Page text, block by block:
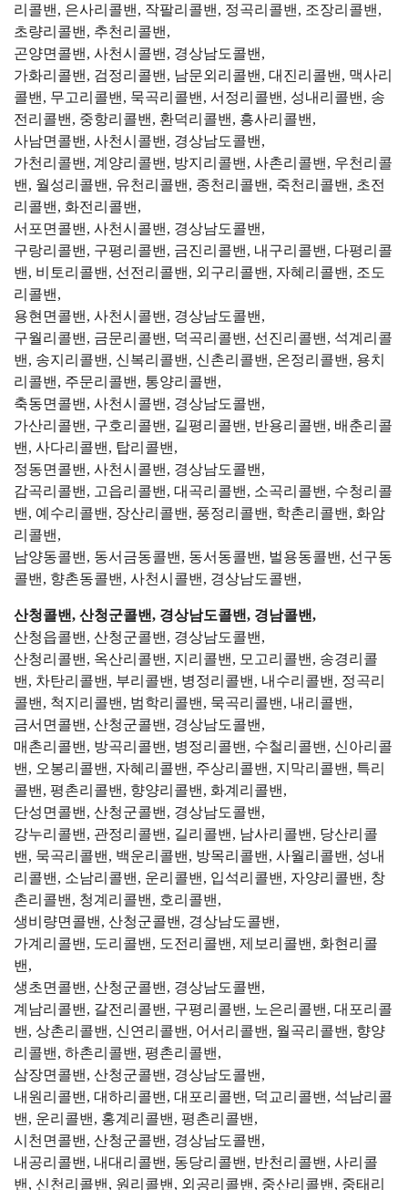
리콜밴, 은사리콜밴, 작팔리콜밴, 정곡리콜밴, 조장리콜밴,
초량리콜밴, 추천리콜밴,
곤양면콜밴, 사천시콜밴, 경상남도콜밴,
가화리콜밴, 검정리콜밴, 남문외리콜밴, 대진리콜밴, 맥사리
콜밴, 무고리콜밴, 묵곡리콜밴, 서정리콜밴, 성내리콜밴, 송
전리콜밴, 중항리콜밴, 환덕리콜밴, 흥사리콜밴,
사남면콜밴, 사천시콜밴, 경상남도콜밴,
가천리콜밴, 계양리콜밴, 방지리콜밴, 사촌리콜밴, 우천리콜
밴, 월성리콜밴, 유천리콜밴, 종천리콜밴, 죽천리콜밴, 초전
리콜밴, 화전리콜밴,
서포면콜밴, 사천시콜밴, 경상남도콜밴,
구랑리콜밴, 구평리콜밴, 금진리콜밴, 내구리콜밴, 다평리콜
밴, 비토리콜밴, 선전리콜밴, 외구리콜밴, 자혜리콜밴, 조도
리콜밴,
용현면콜밴, 사천시콜밴, 경상남도콜밴,
구월리콜밴, 금문리콜밴, 덕곡리콜밴, 선진리콜밴, 석계리콜
밴, 송지리콜밴, 신복리콜밴, 신촌리콜밴, 온정리콜밴, 용치
리콜밴, 주문리콜밴, 통양리콜밴,
축동면콜밴, 사천시콜밴, 경상남도콜밴,
가산리콜밴, 구호리콜밴, 길평리콜밴, 반용리콜밴, 배춘리콜
밴, 사다리콜밴, 탑리콜밴,
정동면콜밴, 사천시콜밴, 경상남도콜밴,
감곡리콜밴, 고읍리콜밴, 대곡리콜밴, 소곡리콜밴, 수청리콜
밴, 예수리콜밴, 장산리콜밴, 풍정리콜밴, 학촌리콜밴, 화암
리콜밴,
남양동콜밴, 동서금동콜밴, 동서동콜밴, 벌용동콜밴, 선구동
콜밴, 향촌동콜밴, 사천시콜밴, 경상남도콜밴,
산청콜밴, 산청군콜밴, 경상남도콜밴, 경남콜밴,
산청읍콜밴, 산청군콜밴, 경상남도콜밴,
산청리콜밴, 옥산리콜밴, 지리콜밴, 모고리콜밴, 송경리콜
밴, 차탄리콜밴, 부리콜밴, 병정리콜밴, 내수리콜밴, 정곡리
콜밴, 척지리콜밴, 범학리콜밴, 묵곡리콜밴, 내리콜밴,
금서면콜밴, 산청군콜밴, 경상남도콜밴,
매촌리콜밴, 방곡리콜밴, 병정리콜밴, 수철리콜밴, 신아리콜
밴, 오봉리콜밴, 자혜리콜밴, 주상리콜밴, 지막리콜밴, 특리
콜밴, 평촌리콜밴, 향양리콜밴, 화계리콜밴,
단성면콜밴, 산청군콜밴, 경상남도콜밴,
강누리콜밴, 관정리콜밴, 길리콜밴, 남사리콜밴, 당산리콜
밴, 묵곡리콜밴, 백운리콜밴, 방목리콜밴, 사월리콜밴, 성내
리콜밴, 소남리콜밴, 운리콜밴, 입석리콜밴, 자양리콜밴, 창
촌리콜밴, 청계리콜밴, 호리콜밴,
생비량면콜밴, 산청군콜밴, 경상남도콜밴,
가계리콜밴, 도리콜밴, 도전리콜밴, 제보리콜밴, 화현리콜
밴,
생초면콜밴, 산청군콜밴, 경상남도콜밴,
계남리콜밴, 갈전리콜밴, 구평리콜밴, 노은리콜밴, 대포리콜
밴, 상촌리콜밴, 신연리콜밴, 어서리콜밴, 월곡리콜밴, 향양
리콜밴, 하촌리콜밴, 평촌리콜밴,
삼장면콜밴, 산청군콜밴, 경상남도콜밴,
내원리콜밴, 대하리콜밴, 대포리콜밴, 덕교리콜밴, 석남리콜
밴, 운리콜밴, 홍계리콜밴, 평촌리콜밴,
시천면콜밴, 산청군콜밴, 경상남도콜밴,
내공리콜밴, 내대리콜밴, 동당리콜밴, 반천리콜밴, 사리콜
밴, 신천리콜밴, 원리콜밴, 외공리콜밴, 중산리콜밴, 중태리